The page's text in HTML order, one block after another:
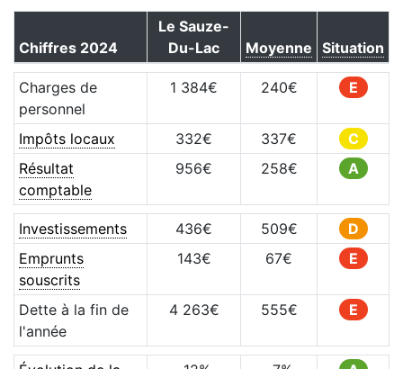
Chiffres 2024
Le Sauze-
Du-Lac
Moyenne Situation
Charges de
personnel
1 384€ 240€ E
Impôts locaux 332€ 337€
C
Résultat
comptable
956€ 258€ A
Investissements 436€ 509€
D
Emprunts
souscrits
143€ 67€ E
Dette à la fin de
l'année
4 263€ 555€ E